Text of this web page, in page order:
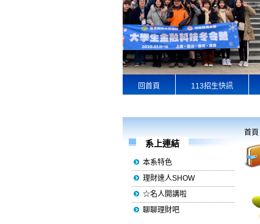
回首頁 113招生快訊
系上連結
本系特色
理財達人SHOW
☆名人開講啦
聊聊理財吧
首頁